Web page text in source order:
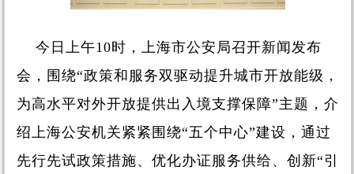
今日上午10时，上海市公安局召开新闻发布
会，围绕“政策和服务双驱动提升城市开放能级，
为高水平对外开放提供出入境支撑保障”主题，介
绍上海公安机关紧紧围绕“五个中心”建设，通过
先行先试政策措施、优化办证服务供给、创新“引